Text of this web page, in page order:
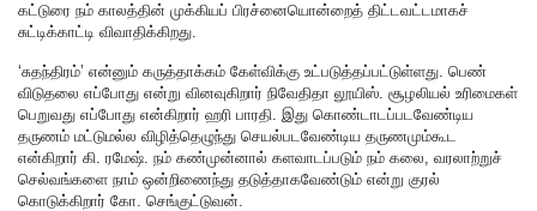
கட்டுரை நம் காலத்தின் முக்கியப் பிரச்னையொன்றைத் திட்டவட்டமாகச்
சுட்டிக்காட்டி விவாதிக்கிறது.
‘சுதந்திரம்’ என்னும் கருத்தாக்கம் கேள்விக்கு உட்படுத்தப்பட்டுள்ளது. பெண்
விடுதலை எப்போது என்று வினவுகிறார் நிவேதிதா லூயிஸ். சூழலியல் உரிமைகள்
பெறுவது எப்போது என்கிறார் ஹரி பாரதி. இது கொண்டாடப்படவேண்டிய
தருணம் மட்டுமல்ல விழித்தெழுந்து செயல்படவேண்டிய தருணமும்கூட
என்கிறார் கி. ரமேஷ். நம் கண்முன்னால் களவாடப்படும் நம் கலை, வரலாற்றுச்
செல்வங்களை நாம் ஒன்றிணைந்து தடுத்தாகவேண்டும் என்று குரல்
கொடுக்கிறார் கோ. செங்குட்டுவன்.